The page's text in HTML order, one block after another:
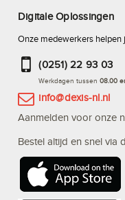
Digitale Oplossingen
Onze medewerkers helpen
(0251) 22 93 03
Werkdagen tussen 08.00
info@dexis-nl.nl
Aanmelden voor onze
Bestel altijd en snel via